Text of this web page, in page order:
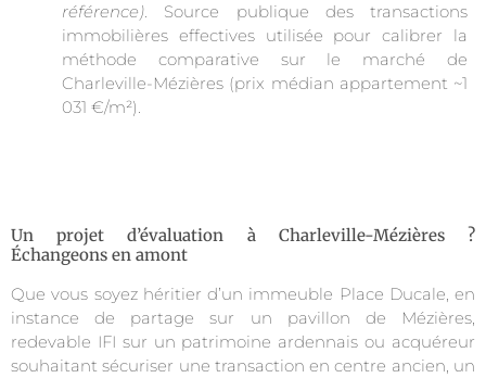
référence). Source publique des transactions
immobilières effectives utilisée pour calibrer la
méthode comparative sur le marché de
Charleville-Mézières (prix médian appartement ~1
031 €/m²).
Un projet d’évaluation à Charleville-Mézières ?
Échangeons en amont
Que vous soyez héritier d’un immeuble Place Ducale, en
instance de partage sur un pavillon de Mézières,
redevable IFI sur un patrimoine ardennais ou acquéreur
souhaitant sécuriser une transaction en centre ancien, un